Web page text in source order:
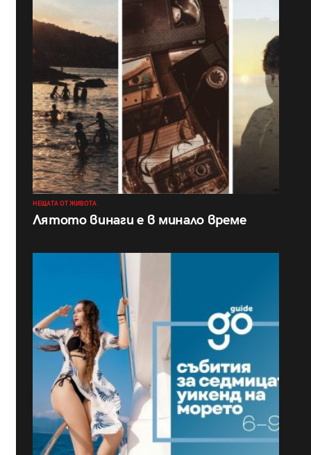
НЕЩАТА ОТ ЖИВОТА
Лятото винаги е в минало време